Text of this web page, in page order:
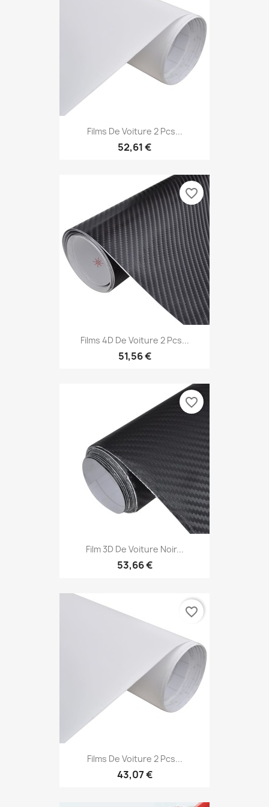
Films De Voiture 2 Pcs...
52,61 €
Films 4D De Voiture 2 Pcs...
51,56 €
favorite_border
Film 3D De Voiture Noir...
53,66 €
favorite_border
Films De Voiture 2 Pcs...
43,07 €
favorite_border